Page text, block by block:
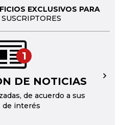
EXCLUSIVOS PARA
1
DE NOTICIAS
de acuerdo a sus
de interés
→